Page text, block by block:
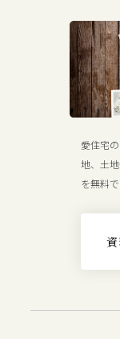
愛住宅
地、土
を無料